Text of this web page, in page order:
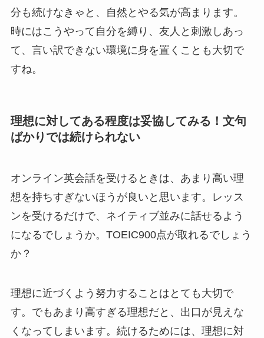
分も続けなきゃと、自然とやる気が高まります。
時にはこうやって自分を縛り、友人と刺激しあっ
て、言い訳できない環境に身を置くことも大切で
すね。
理想に対してある程度は妥協してみる！文句
ばかりでは続けられない
オンライン英会話を受けるときは、あまり高い理
想を持ちすぎないほうが良いと思います。レッス
ンを受けるだけで、ネイティブ並みに話せるよう
になるでしょうか。TOEIC900点が取れるでしょう
か？
理想に近づくよう努力することはとても大切で
す。でもあまり高すぎる理想だと、出口が見えな
くなってしまいます。続けるためには、理想に対